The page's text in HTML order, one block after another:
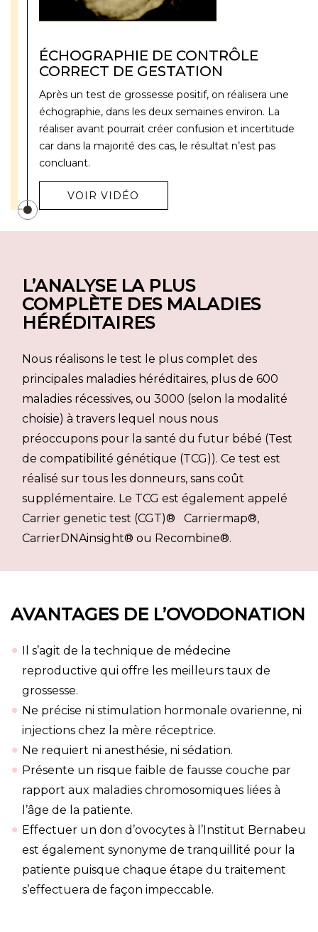
ÉCHOGRAPHIE DE CONTRÔLE
CORRECT DE GESTATION
Après un test de grossesse positif, on réalisera une
échographie, dans les deux semaines environ. La
réaliser avant pourrait créer confusion et incertitude
car dans la majorité des cas, le résultat n’est pas
concluant.
VOIR VIDÉO
L’ANALYSE LA PLUS
COMPLÈTE DES MALADIES
HÉRÉDITAIRES
Nous réalisons le test le plus complet des
principales maladies héréditaires, plus de 600
maladies récessives, ou 3000 (selon la modalité
choisie) à travers lequel nous nous
préoccupons pour la santé du futur bébé (Test
de compatibilité génétique (TCG)). Ce test est
réalisé sur tous les donneurs, sans coût
supplémentaire. Le TCG est également appelé
Carrier genetic test (CGT)® Carriermap®,
CarrierDNAinsight® ou Recombine®.
AVANTAGES DE L’OVODONATION
Il s’agit de la technique de médecine
reproductive qui offre les meilleurs taux de
grossesse.
Ne précise ni stimulation hormonale ovarienne, ni
injections chez la mère réceptrice.
Ne requiert ni anesthésie, ni sédation.
Présente un risque faible de fausse couche par
rapport aux maladies chromosomiques liées à
l’âge de la patiente.
Effectuer un don d’ovocytes à l’Institut Bernabeu
est également synonyme de tranquillité pour la
patiente puisque chaque étape du traitement
s’effectuera de façon impeccable.